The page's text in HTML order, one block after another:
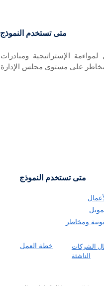
متى تستخدم النموذج
الإستراتيجية ومبادرات
على مستوى مجلس الإدارة
متى تستخدم النموذج
ومخاطر
خطة العمل
الشركات
الناشئة